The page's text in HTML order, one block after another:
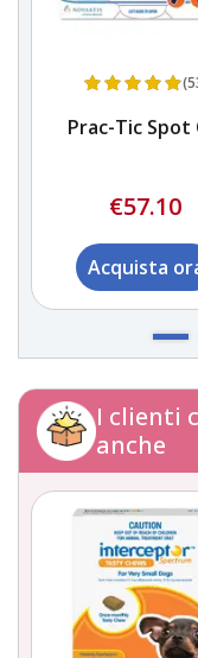
Prac-Tic Spot
€57.10
Acquista
I clienti
anche